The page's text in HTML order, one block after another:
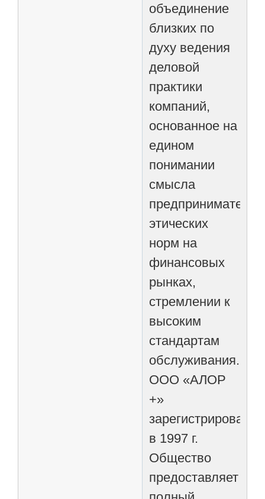
объединение
близких по
духу ведения
деловой
практики
компаний,
основанное на
едином
понимании
смысла
этических
норм на
финансовых
рынках,
стремлении к
высоким
стандартам
обслуживания.
ООО «АЛОР
+»
зарегистрировано
в 1997 г.
Общество
предоставляет